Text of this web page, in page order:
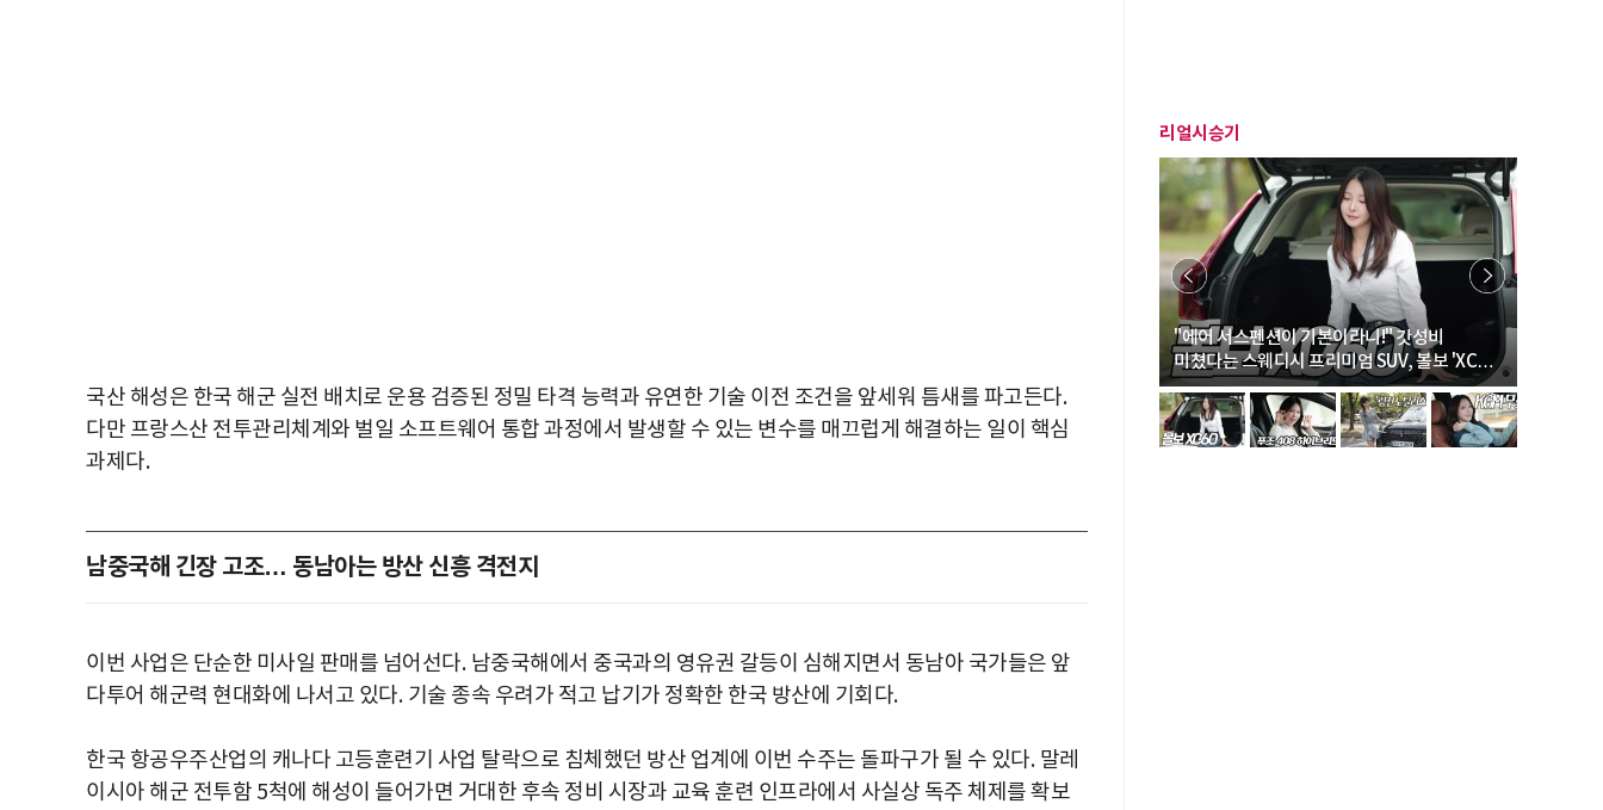
국산 해성은 한국 해군 실전 배치로 운용 검증된 정밀 타격 능력과 유연한 기술 이전 조건을 앞세워 틈새를 파고든다.
다만 프랑스산 전투관리체계와 벌일 소프트웨어 통합 과정에서 발생할 수 있는 변수를 매끄럽게 해결하는 일이 핵심
과제다.
남중국해 긴장 고조… 동남아는 방산 신흥 격전지
이번 사업은 단순한 미사일 판매를 넘어선다. 남중국해에서 중국과의 영유권 갈등이 심해지면서 동남아 국가들은 앞
다투어 해군력 현대화에 나서고 있다. 기술 종속 우려가 적고 납기가 정확한 한국 방산에 기회다.
한국 항공우주산업의 캐나다 고등훈련기 사업 탈락으로 침체했던 방산 업계에 이번 수주는 돌파구가 될 수 있다. 말레
이시아 해군 전투함 5척에 해성이 들어가면 거대한 후속 정비 시장과 교육 훈련 인프라에서 사실상 독주 체제를 확보
리얼시승기
"에어 서스펜션이 기본이라니!" 갓성비
미쳤다는 스웨디시 프리미엄 SUV, 볼보 'XC60
B5 울트라'